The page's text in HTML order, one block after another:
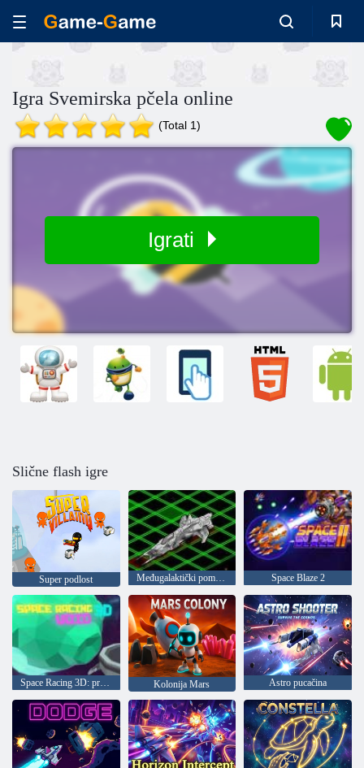
Igra Svemirska pčela online
(Total 1)
Igrati
Slične flash igre
Super podlost Međugalaktički pomorske bitke Space Blaze 2
Space Racing 3D: praznina Kolonija Mars Astro pucačina